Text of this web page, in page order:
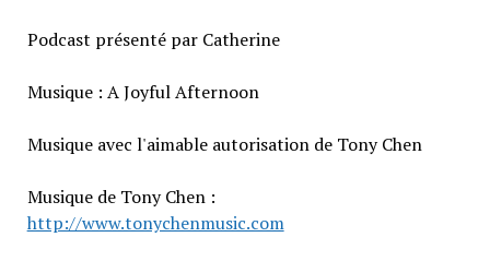
Podcast présenté par Catherine
Musique : A Joyful Afternoon
Musique avec l'aimable autorisation de Tony Chen
Musique de Tony Chen :
http://www.tonychenmusic.com